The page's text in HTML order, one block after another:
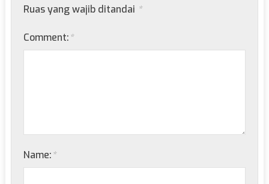
Ruas yang wajib ditandai *
Comment:*
Name:*